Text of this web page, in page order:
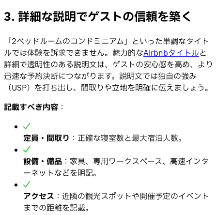
3. 詳細な説明でゲストの信頼を築く
「2ベッドルームのコンドミニアム」といった単調なタイト
ルでは体験を訴求できません。魅力的なAirbnbタイトルと
詳細で透明性のある説明文は、ゲストの安心感を高め、より
迅速な予約決断につながります。説明文では独自の強み
（USP）を打ち出し、間取りや立地を明確に伝えましょう。
記載すべき内容 ：
定員・間取り ：正確な寝室数と最大宿泊人数。
設備・備品 ：家具、専用ワークスペース、高速インタ
ーネットなどを明記。
アクセス ：近隣の観光スポットや開催予定のイベント
までの距離を記載。